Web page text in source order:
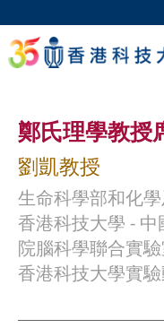
鄭氏理學教授
劉凱教授
生命科學部和化
香港科技大學 -
院腦科學聯合實
香港科技大學實